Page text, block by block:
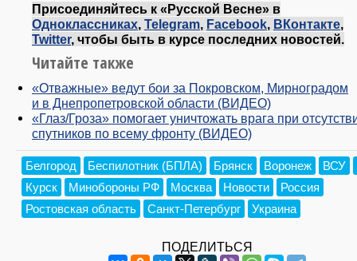
Присоединяйтесь к «Русской Весне» в
Одноклассниках, Telegram, Facebook, ВКонтакте,
Twitter, чтобы быть в курсе последних новостей.
Читайте также
«Отважные» ведут бои за Покровском, Мирноградом
и в Днепропетровской области (ВИДЕО)
«Глаз/Гроза» помогает уничтожать врага при
спутников по всему фронту (ВИДЕО)
Белгород Беспилотник (БПЛА) Брянск Воронеж
ВСУ
Курск
Минобороны РФ Москва Новости
Россия
Ростовская область
Санкт-Петербург Украина
ПОДЕЛИТЬСЯ